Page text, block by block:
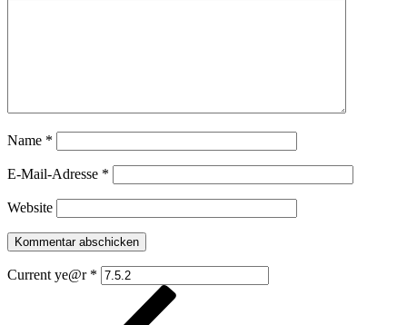
Name *
E-Mail-Adresse *
Website
Current ye@r *
Beitragsnavigation